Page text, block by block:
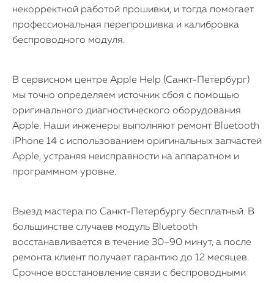
некорректной работой прошивки, и тогда помогает
профессиональная перепрошивка и калибровка
беспроводного модуля.
В сервисном центре Apple Help (Санкт-Петербург)
мы точно определяем источник сбоя с помощью
оригинального диагностического оборудования
Apple. Наши инженеры выполняют ремонт Bluetooth
iPhone 14 с использованием оригинальных запчастей
Apple, устраняя неисправности на аппаратном и
программном уровне.
Выезд мастера по Санкт-Петербургу бесплатный. В
большинстве случаев модуль Bluetooth
восстанавливается в течение 30–90 минут, а после
ремонта клиент получает гарантию до 12 месяцев.
Срочное восстановление связи с беспроводными